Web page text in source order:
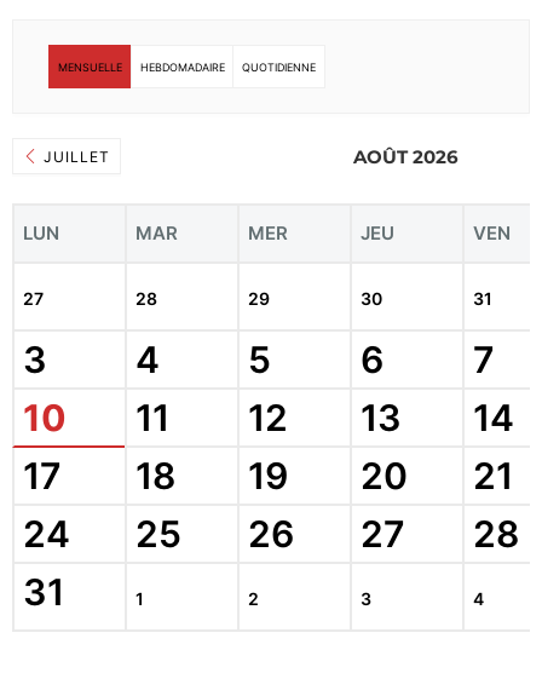
MENSUELLE HEBDOMADAIRE QUOTIDIENNE
JUILLET AOÛT 2026
LUN MAR MER JEU VEN
27 28 29 30 31
3 4 5 6
7
10
11 12 13
14
17
18 19 20
21
24
25 26 27
28
31
1 2 3 4